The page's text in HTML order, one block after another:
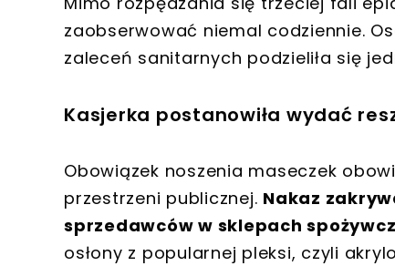
zaobserwować niemal codziennie.
zaleceń sanitarnych podzieliła się
Kasjerka postanowiła wydać
Obowiązek noszenia maseczek
przestrzeni publicznej. Nakaz
sprzedawców w sklepach
osłony z popularnej pleksi, czyli